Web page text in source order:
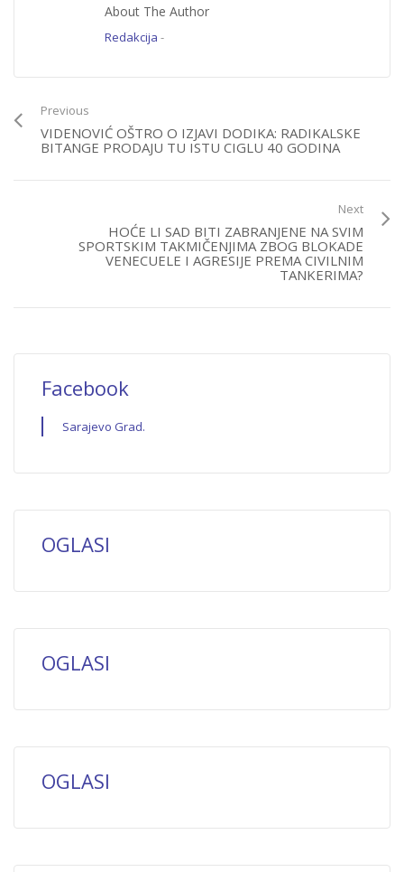
About The Author
Redakcija -
Previous
VIDENOVIĆ OŠTRO O IZJAVI DODIKA: RADIKALSKE
BITANGE PRODAJU TU ISTU CIGLU 40 GODINA
Next
HOĆE LI SAD BITI ZABRANJENE NA SVIM
SPORTSKIM TAKMIČENJIMA ZBOG BLOKADE
VENECUELE I AGRESIJE PREMA CIVILNIM
TANKERIMA?
Facebook
Sarajevo Grad.
OGLASI
OGLASI
OGLASI